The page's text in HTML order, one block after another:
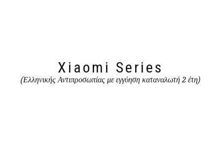
Xiaomi Series
(Ελληνικής Αντιπροσωπίας με εγγύηση καταναλωτή 2 έτη)